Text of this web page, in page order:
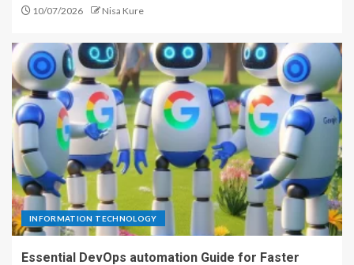
10/07/2026 Nisa Kure
INFORMATION TECHNOLOGY
Essential DevOps automation Guide for Faster